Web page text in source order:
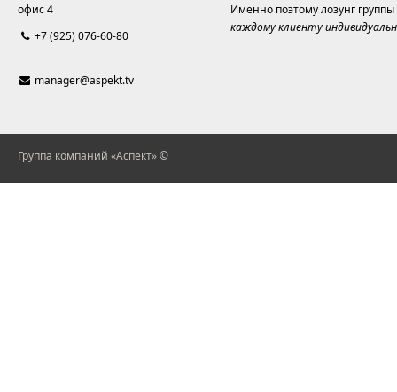
офис 4
+7 (925) 076-60-80
manager@aspekt.tv
Именно поэтому лозунг
каждому клиенту
Группа компаний «Аспект» ©